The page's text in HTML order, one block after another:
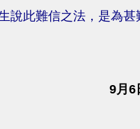
說此難信之法，是為甚
9月6